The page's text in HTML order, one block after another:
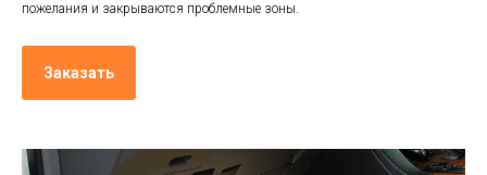
пожелания и закрываются проблемные зоны.
Заказать